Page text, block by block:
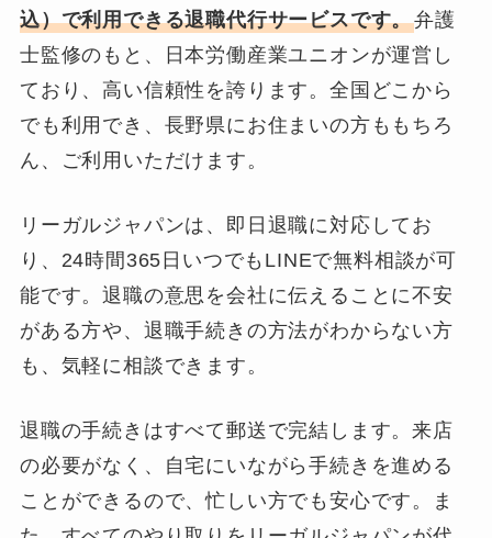
込）で利用できる退職代行サービスです。弁護
士監修のもと、日本労働産業ユニオンが運営し
ており、高い信頼性を誇ります。全国どこから
でも利用でき、長野県にお住まいの方ももちろ
ん、ご利用いただけます。
リーガルジャパンは、即日退職に対応してお
り、24時間365日いつでもLINEで無料相談が可
能です。退職の意思を会社に伝えることに不安
がある方や、退職手続きの方法がわからない方
も、気軽に相談できます。
退職の手続きはすべて郵送で完結します。来店
の必要がなく、自宅にいながら手続きを進める
ことができるので、忙しい方でも安心です。ま